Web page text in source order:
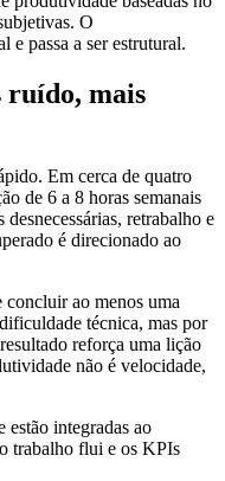
O
e passa a ser estrutural.
ruído, mais
Em cerca de quatro
de 6 a 8 horas semanais
retrabalho e
é direcionado ao
concluir ao menos uma
técnica, mas por
reforça uma lição
não é velocidade,
estão integradas ao
trabalho flui e os KPIs